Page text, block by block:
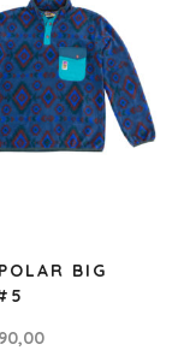
BIG